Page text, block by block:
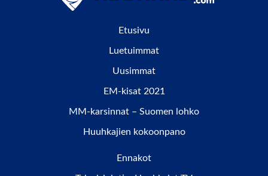
Etusivu
Luetuimmat
Uusimmat
EM-kisat 2021
MM-karsinnat – Suomen lohko
Huuhkajien kokoonpano
Ennakot